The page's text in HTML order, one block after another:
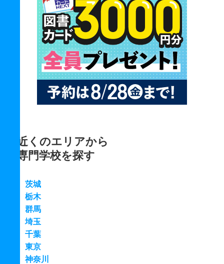
近くのエリアから
専門学校を探す
茨城
栃木
群馬
埼玉
千葉
東京
神奈川